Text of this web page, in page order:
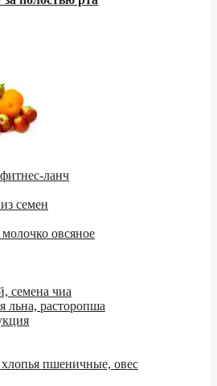
ланч
семен
овсяное
семена чиа
льна, расторопша
пшеничные, овес